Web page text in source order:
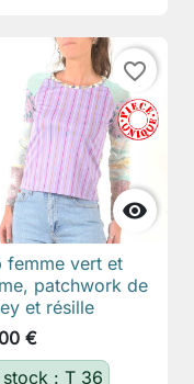

favorite_border
femme vert et
patchwork de
et résille
€
stock : T 36